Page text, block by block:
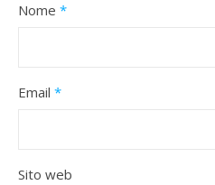
Nome *
Email *
Sito web